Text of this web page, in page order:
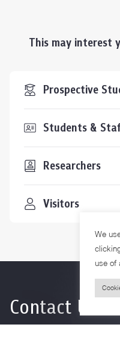
This may interest
Prospective
Students &
Researchers
Visitors
Contact Us
We
use of